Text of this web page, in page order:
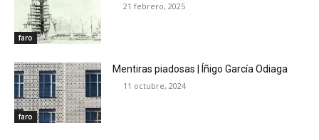
faro
21 febrero, 2025
faro
Mentiras piadosas | Íñigo García Odiaga
11 octubre, 2024